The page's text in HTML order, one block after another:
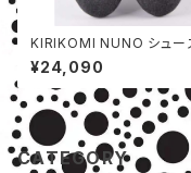
KIRIKOMI NUNO シュー
¥24,090
CATEGORY